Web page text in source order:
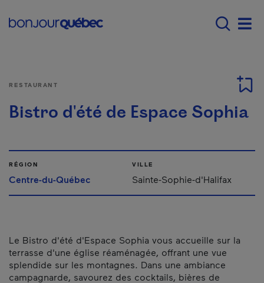
Main navigation -
RESTAURANT
Bistro d'été de Espace Sophia
RÉGION
Centre-du-Québec
VILLE
Sainte-Sophie-d'Halifax
Le Bistro d'été d'Espace Sophia vous accueille sur la
terrasse d'une église réaménagée, offrant une vue
splendide sur les montagnes. Dans une ambiance
campagnarde, savourez des cocktails, bières de